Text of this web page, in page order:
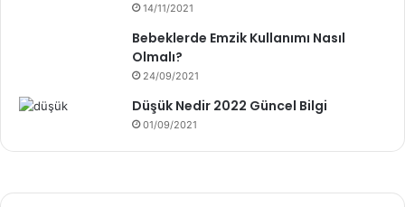
14/11/2021
Bebeklerde Emzik Kullanımı Nasıl
Olmalı?
24/09/2021
Düşük Nedir 2022 Güncel Bilgi
01/09/2021